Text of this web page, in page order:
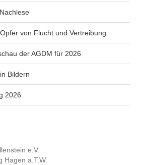
von Flucht und Vertreibung
der AGDM für 2026
Bildern
2026
e.V.
Hagen a.T.W.